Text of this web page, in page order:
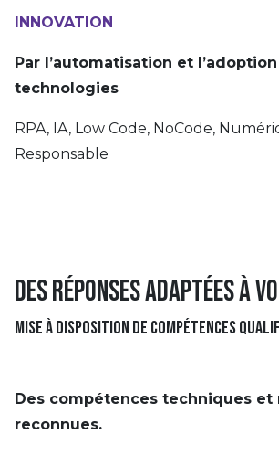
INNOVATION
Par l’automatisation et
technologies
RPA, IA, Low Code, NoCode,
Responsable
Des réponses adaptées à
Mise à disposition de compétences
Des compétences techniques et
reconnues.